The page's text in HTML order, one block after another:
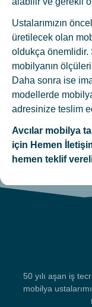
Ustalarımızın
üretilecek olan
oldukça önemlidir.
mobilyanın
Daha sonra ise
modellerde
adresinize teslim
Avcılar mobilya
için Hemen
hemen teklif
50 yılı aşan iş
mobilya